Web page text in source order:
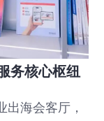
务核心枢纽
海会客厅，